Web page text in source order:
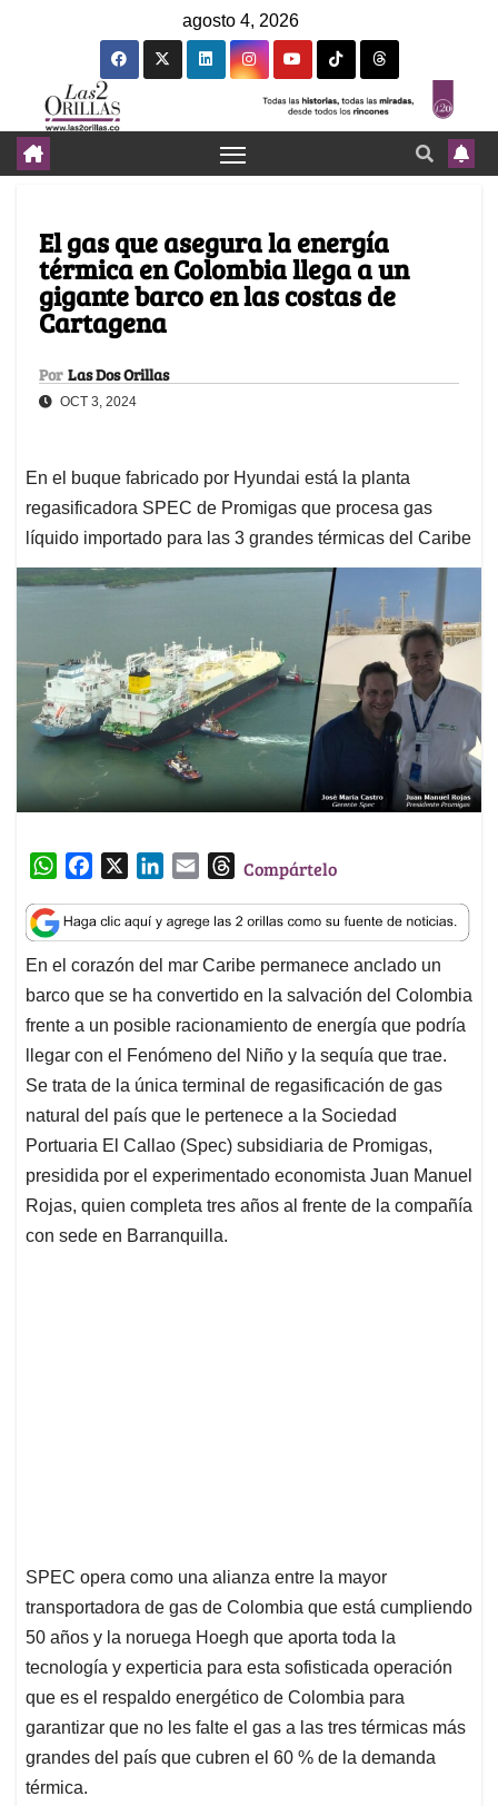
agosto 4, 2026
El gas que asegura la energía
térmica en Colombia llega a un
gigante barco en las costas de
Cartagena
Por Las Dos Orillas
OCT 3, 2024
En el buque fabricado por Hyundai está la planta
regasificadora SPEC de Promigas que procesa gas
líquido importado para las 3 grandes térmicas del Caribe
W
a
t
s
A
p
p
c
e
b
o
o
k
n
k
e
d
I
n
a
i
l
T
r
e
a
d
s
Compártelo
En el corazón del mar Caribe permanece anclado un
barco que se ha convertido en la salvación del Colombia
frente a un posible racionamiento de energía que podría
llegar con el Fenómeno del Niño y la sequía que trae.
Se trata de la única terminal de regasificación de gas
natural del país que le pertenece a la Sociedad
Portuaria El Callao (Spec) subsidiaria de Promigas,
presidida por el experimentado economista Juan Manuel
Rojas, quien completa tres años al frente de la compañía
con sede en Barranquilla.
SPEC opera como una alianza entre la mayor
transportadora de gas de Colombia que está cumpliendo
50 años y la noruega Hoegh que aporta toda la
tecnología y experticia para esta sofisticada operación
que es el respaldo energético de Colombia para
garantizar que no les falte el gas a las tres térmicas más
grandes del país que cubren el 60 % de la demanda
térmica.